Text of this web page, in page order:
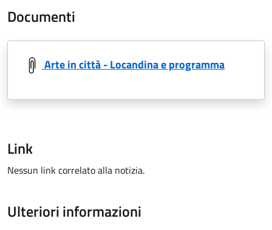
Documenti
Arte in città - Locandina e programma
Link
Nessun link correlato alla notizia.
Ulteriori informazioni